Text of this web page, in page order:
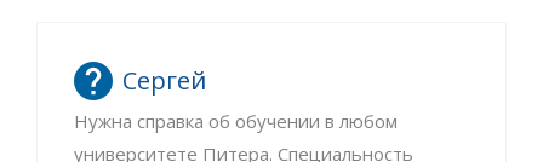
Сергей
Нужна справка об обучении в любом
университете Питера. Специальность